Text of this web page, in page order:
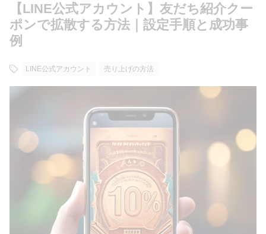
【LINE公式アカウント】友だち紹介クー
ポンで拡散する方法｜設定手順と成功事
例
LINE公式アカウント 売り上げの方法